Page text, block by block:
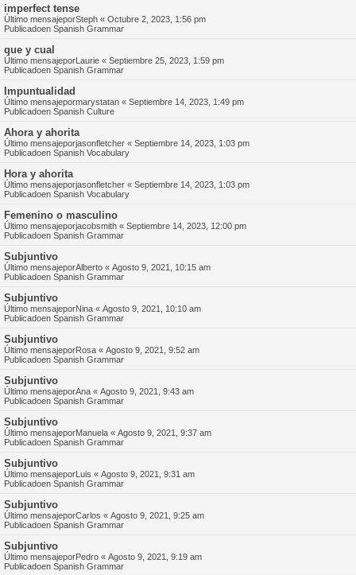
imperfect tense
Último mensajeporSteph « Octubre 2, 2023, 1:56 pm
Publicadoen Spanish Grammar
que y cual
Último mensajeporLaurie « Septiembre 25, 2023, 1:59 pm
Publicadoen Spanish Grammar
Impuntualidad
Último mensajepormarystatan « Septiembre 14, 2023, 1:49 pm
Publicadoen Spanish Culture
Ahora y ahorita
Último mensajeporjasonfletcher « Septiembre 14, 2023, 1:03 pm
Publicadoen Spanish Vocabulary
Hora y ahorita
Último mensajeporjasonfletcher « Septiembre 14, 2023, 1:03 pm
Publicadoen Spanish Vocabulary
Femenino o masculino
Último mensajeporjacobsmith « Septiembre 14, 2023, 12:00 pm
Publicadoen Spanish Grammar
Subjuntivo
Último mensajeporAlberto « Agosto 9, 2021, 10:15 am
Publicadoen Spanish Grammar
Subjuntivo
Último mensajeporNina « Agosto 9, 2021, 10:10 am
Publicadoen Spanish Grammar
Subjuntivo
Último mensajeporRosa « Agosto 9, 2021, 9:52 am
Publicadoen Spanish Grammar
Subjuntivo
Último mensajeporAna « Agosto 9, 2021, 9:43 am
Publicadoen Spanish Grammar
Subjuntivo
Último mensajeporManuela « Agosto 9, 2021, 9:37 am
Publicadoen Spanish Grammar
Subjuntivo
Último mensajeporLuis « Agosto 9, 2021, 9:31 am
Publicadoen Spanish Grammar
Subjuntivo
Último mensajeporCarlos « Agosto 9, 2021, 9:25 am
Publicadoen Spanish Grammar
Subjuntivo
Último mensajeporPedro « Agosto 9, 2021, 9:19 am
Publicadoen Spanish Grammar